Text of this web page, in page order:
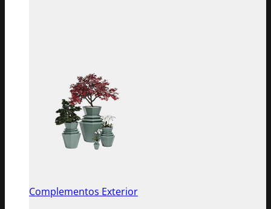
Complementos Exterior